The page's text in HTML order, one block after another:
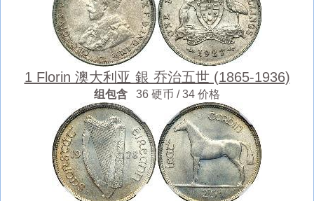
1 Florin 澳大利亚 銀 乔治五世 (1865-1936)
组包含 36 硬币 / 34 价格